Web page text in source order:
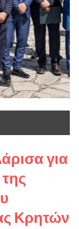
για
Κρητών